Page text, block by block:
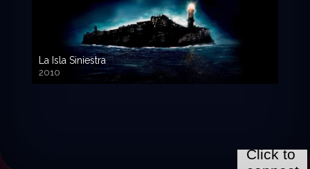
La Isla Siniestra
2010
720p HD